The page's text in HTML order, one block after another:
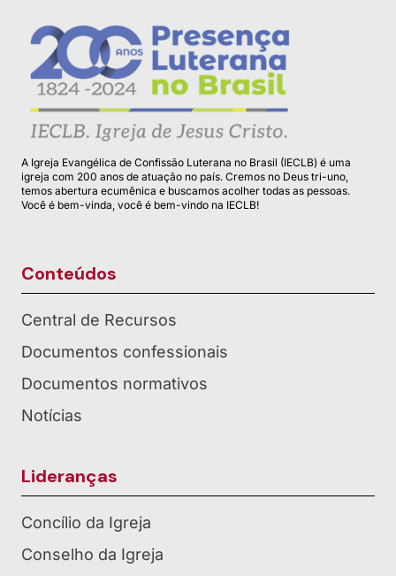
A Igreja Evangélica de Confissão Luterana no Brasil (IECLB) é uma
igreja com 200 anos de atuação no país. Cremos no Deus tri-uno,
temos abertura ecumênica e buscamos acolher todas as pessoas.
Você é bem-vinda, você é bem-vindo na IECLB!
Conteúdos
Central de Recursos
Documentos confessionais
Documentos normativos
Notícias
Lideranças
Concílio da Igreja
Conselho da Igreja